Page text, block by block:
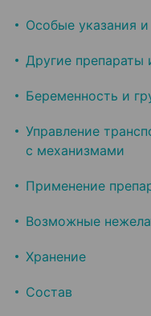
Особые указания
Другие препараты
Беременность и
Управление
с механизмами
Применение
Возможные
Хранение
Состав